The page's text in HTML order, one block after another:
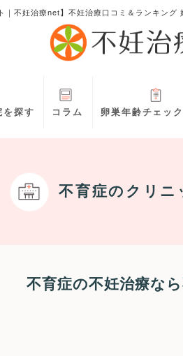
｜不妊治療net】不妊治療口コミ＆ランキン
を探す コラム 卵巣年齢チェッ
不育症のクリニ
不育症の不妊治療な